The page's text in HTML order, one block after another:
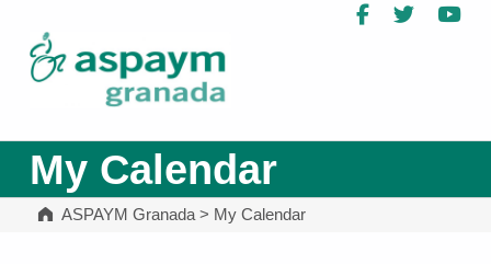
Facebook
Twitter
My Calendar
ASPAYM Granada> My Calendar